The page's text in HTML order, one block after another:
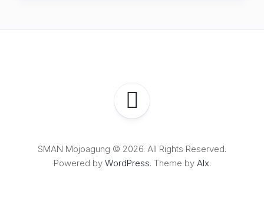
SMAN Mojoagung © 2026. All Rights Reserved.
Powered by WordPress. Theme by Alx.